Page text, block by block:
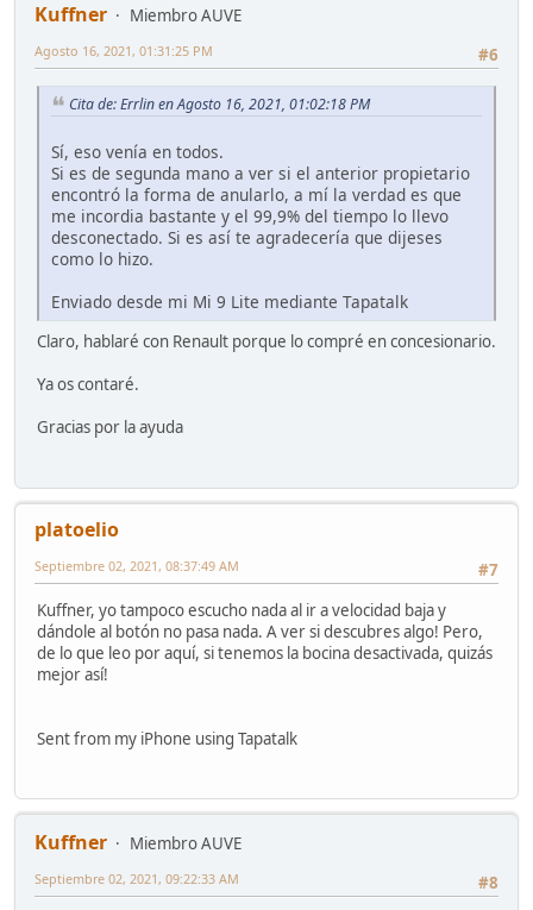
Kuffner
Miembro AUVE
#6
Agosto 16, 2021, 01:31:25 PM
Cita de: Errlin en Agosto 16, 2021, 01:02:18 PM
Sí, eso venía en todos.
Si es de segunda mano a ver si el anterior propietario
encontró la forma de anularlo, a mí la verdad es que
me incordia bastante y el 99,9% del tiempo lo llevo
desconectado. Si es así te agradecería que dijeses
como lo hizo.
Enviado desde mi Mi 9 Lite mediante Tapatalk
Claro, hablaré con Renault porque lo compré en concesionario.
Ya os contaré.
Gracias por la ayuda
platoelio
#7
Septiembre 02, 2021, 08:37:49 AM
Kuffner, yo tampoco escucho nada al ir a velocidad baja y
dándole al botón no pasa nada. A ver si descubres algo! Pero,
de lo que leo por aquí, si tenemos la bocina desactivada, quizás
mejor así!
Sent from my iPhone using Tapatalk
Kuffner
Miembro AUVE
#8
Septiembre 02, 2021, 09:22:33 AM